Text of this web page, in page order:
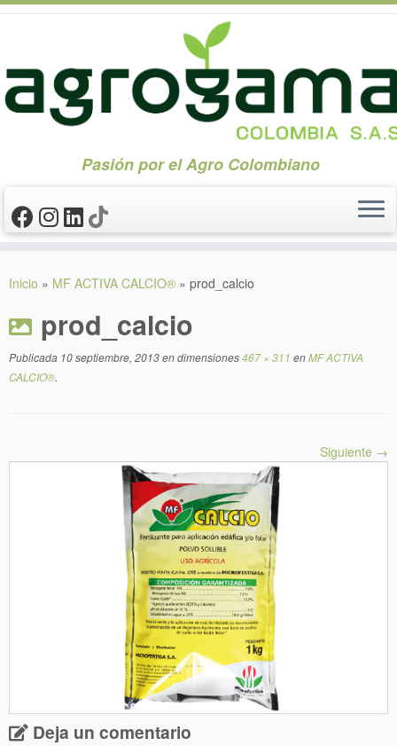
Pasión por el Agro Colombiano
Inicio » MF ACTIVA CALCIO® » prod_calcio
prod_calcio
Publicada 10 septiembre, 2013en dimensiones467 × 311 enMF ACTIVA
CALCIO®.
Siguiente →
Deja un comentario